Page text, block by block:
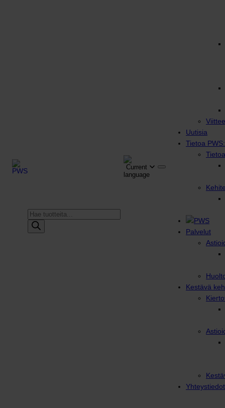
Products
search
Uutisia
Tietoa
Palvelut
Kestävä
Yhteystiedot